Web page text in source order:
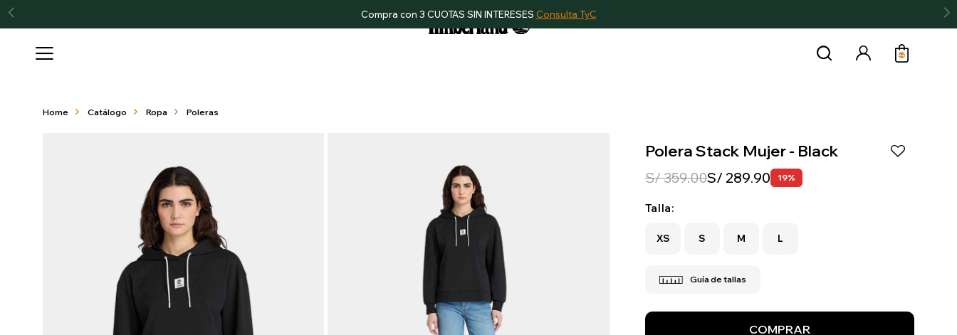
Compra con 3 CUOTAS SIN INTERESES Consulta TyC

Home Catálogo Ropa Poleras
Polera Stack Mujer - Black
S/ 289.90
S/359.00 19
Talla:
XS S M L
COMPRAR